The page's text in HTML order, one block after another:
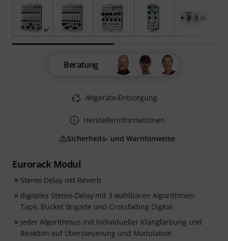
Eurorack Modul
Stereo Delay mit Reverb
digitales Stereo-Delay mit 3 wählbaren Algorithmen:
Tape, Bucket Brigade und Crossfading Digital
jeder Algorithmus mit individueller Klangfärbung und
Reaktion auf Übersteuerung und Modulation
Beratung
Altgeräte-Entsorgung
Herstellerinformationen
Sicherheits- und Warnhinweise